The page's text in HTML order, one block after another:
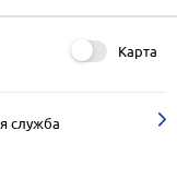
Карта
служба